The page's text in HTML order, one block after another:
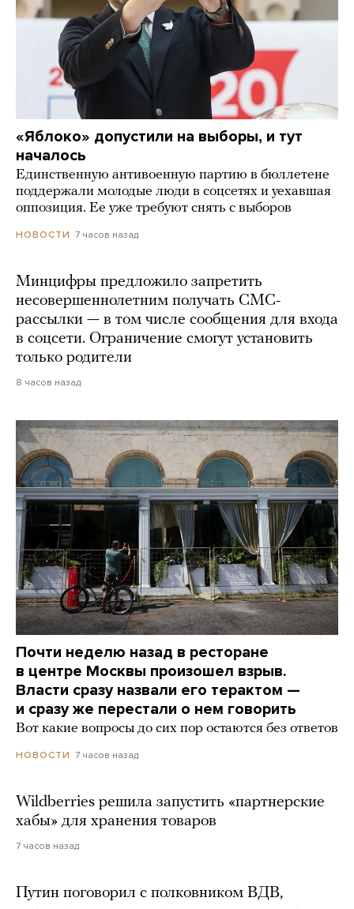
«Яблоко» допустили на выборы, и тут
началось
Единственную антивоенную партию в бюллетене
поддержали молодые люди в соцсетях и уехавшая
оппозиция. Ее уже требуют снять с выборов
НОВОСТИ 7 часов назад
Минцифры предложило запретить
несовершеннолетним получать СМС-
рассылки — в том числе сообщения для входа
в соцсети. Ограничение смогут установить
только родители
8 часов назад
Почти неделю назад в ресторане
в центре Москвы произошел взрыв.
Власти сразу назвали его терактом —
и сразу же перестали о нем говорить
Вот какие вопросы до сих пор остаются без ответов
НОВОСТИ 7 часов назад
Wildberries решила запустить «партнерские
хабы» для хранения товаров
7 часов назад
Путин поговорил с полковником ВДВ,